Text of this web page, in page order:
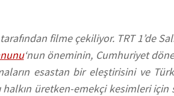
filme çekiliyor. TRT 1’de
‘nun öneminin, Cumhuriyet
esastan bir eleştirisini ve
üretken-emekçi kesimleri